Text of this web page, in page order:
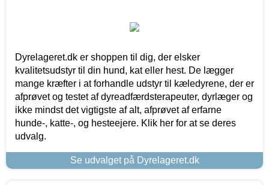
Dyrelageret.dk er shoppen til dig, der elsker
kvalitetsudstyr til din hund, kat eller hest. De lægger
mange kræfter i at forhandle udstyr til kæledyrene, der er
afprøvet og testet af dyreadfærdsterapeuter, dyrlæger og
ikke mindst det vigtigste af alt, afprøvet af erfarne
hunde-, katte-, og hesteejere. Klik her for at se deres
udvalg.
Se udvalget på Dyrelageret.dk